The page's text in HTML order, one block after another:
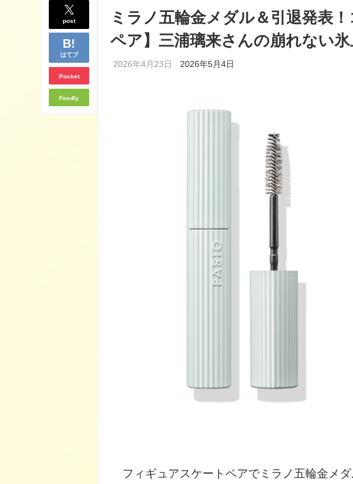
post
はてブ
Pocket
Feedly
ミラノ五輪金メダル＆引退発表
ペア】三浦璃来さんの崩れない
2026年4月23日 2026年5月4日
フィギュアスケートペアでミラノ五輪金メ